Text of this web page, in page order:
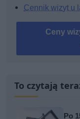
Cennik wizyt u
Ceny
To czytają
Po